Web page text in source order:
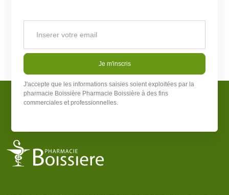
Je m'inscris
J'accepte que les informations saisies soient exploitées par la
pharmacie Boissière Pharmacie Boissière à des fins
commerciales et professionnelles.